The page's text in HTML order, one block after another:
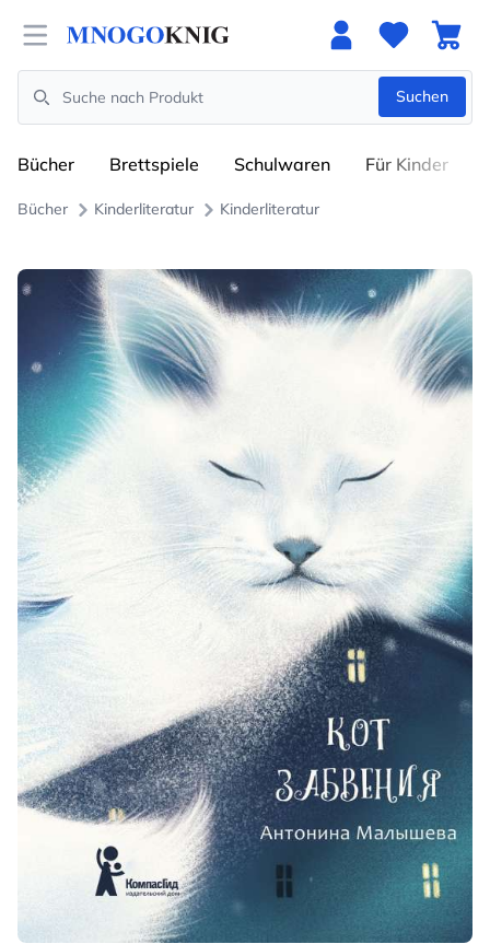
Open menu
Search
Suchen
Bücher Brettspiele Schulwaren Für Kinder
Bücher Kinderliteratur Kinderliteratur